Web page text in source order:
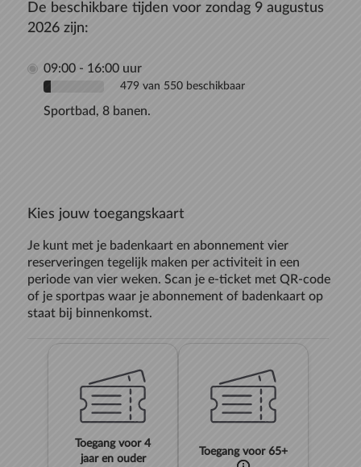
De beschikbare tijden voor zondag 9 augustus
2026 zijn:
09:00 - 16:00 uur
479 van 550 beschikbaar
Sportbad, 8 banen.
Kies jouw toegangskaart
Je kunt met je badenkaart en abonnement vier
reserveringen tegelijk maken per activiteit in een
periode van vier weken. Scan je e-ticket met QR-code
of je sportpas waar je abonnement of badenkaart op
staat bij binnenkomst.
Toegang voor 4
jaar en ouder
Toegang voor 65+